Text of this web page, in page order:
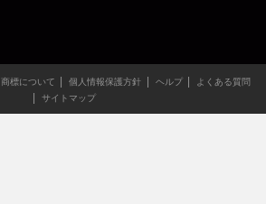
商標について 個人情報保護方針 ヘルプ
よくある質問
サイトマップ